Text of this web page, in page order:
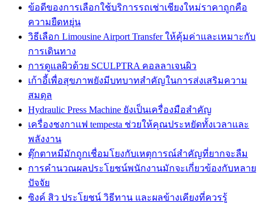
ข้อดีของการเลือกใช้บริการรถเช่าเชียงใหม่ราคาถูกคือ
ความยืดหยุ่น
วิธีเลือก Limousine Airport Transfer ให้คุ้มค่าและเหมาะกับ
การเดินทาง
การดูแลผิวด้วย SCULPTRA คอลลาเจนผิว
เก้าอี้เพื่อสุขภาพยังมีบทบาทสำคัญในการส่งเสริมความ
สมดุล
Hydraulic Press Machine ยังเป็นเครื่องมือสำคัญ
เครื่องชงกาแฟ tempesta ช่วยให้คุณประหยัดทั้งเวลาและ
พลังงาน
ตุ๊กตาหมีมักถูกเชื่อมโยงกับเหตุการณ์สำคัญที่ยากจะลืม
การคำนวณผลประโยชน์พนักงานมักจะเกี่ยวข้องกับหลาย
ปัจจัย
ซิงค์ สิว ประโยชน์ วิธีทาน และผลข้างเคียงที่ควรรู้